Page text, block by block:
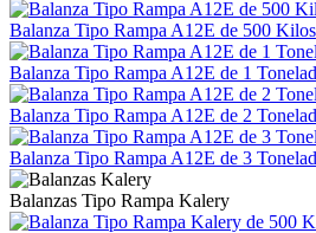
Balanza Tipo Rampa A12E de 500 Kilos
Balanza Tipo Rampa A12E de 1
Balanza Tipo Rampa A12E de 2
Balanza Tipo Rampa A12E de 3
Balanzas Tipo Rampa Kalery